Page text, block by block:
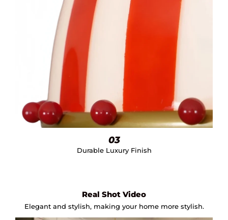
03
Durable Luxury Finish
Real Shot Video
Elegant and stylish, making your home more stylish.